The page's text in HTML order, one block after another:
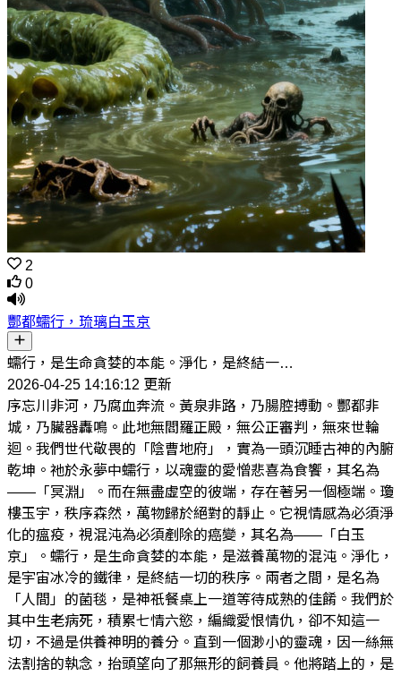
2
0
酆都蠕行，琉璃白玉京
蠕行，是生命貪婪的本能。淨化，是終結一…
2026-04-25 14:16:12 更新
序忘川非河，乃腐血奔流。黃泉非路，乃腸腔搏動。酆都非
城，乃臟器轟鳴。此地無閻羅正殿，無公正審判，無來世輪
迴。我們世代敬畏的「陰曹地府」，實為一頭沉睡古神的內腑
乾坤。祂於永夢中蠕行，以魂靈的愛憎悲喜為食饗，其名為
——「冥淵」。而在無盡虛空的彼端，存在著另一個極端。瓊
樓玉宇，秩序森然，萬物歸於絕對的靜止。它視情感為必須淨
化的瘟疫，視混沌為必須剷除的癌變，其名為——「白玉
京」。蠕行，是生命貪婪的本能，是滋養萬物的混沌。淨化，
是宇宙冰冷的鐵律，是終結一切的秩序。兩者之間，是名為
「人間」的菌毯，是神祇餐桌上一道等待成熟的佳餚。我們於
其中生老病死，積累七情六慾，編織愛恨情仇，卻不知這一
切，不過是供養神明的養分。直到一個渺小的靈魂，因一絲無
法割捨的執念，抬頭望向了那無形的飼養員。他將踏上的，是